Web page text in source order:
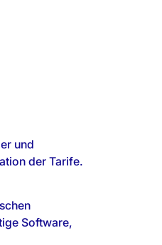
und
der Tarife.
Software,